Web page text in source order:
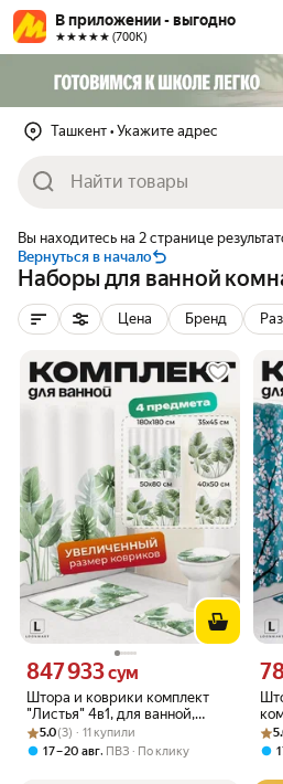
В приложении - выгодно
★★★★★ (700К)
Ташкент • Укажите адрес
Вы находитесь на 2 странице
Вернуться в начало
Наборы для ванной
Цена Бренд
Штора и коврики комплект
"Листья" 4в1, для ванной,
кольца в комплекте,
180x180см
Цена 847933 сум вместо
847 933сум
Рейтинг товара: 5.0 из 5
Оценок: (3) · 11 купили
5.0(3) · 11 купили
17 – 20 авг, ПВЗ По клику